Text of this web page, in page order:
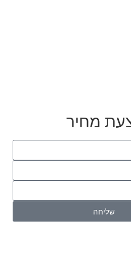
מחיר
שליחה